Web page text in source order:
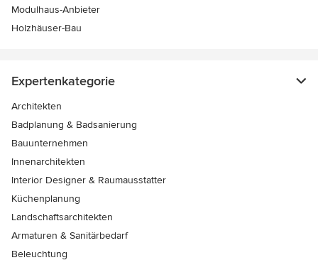
Modulhaus-Anbieter
Holzhäuser-Bau
Expertenkategorie
Architekten
Badplanung & Badsanierung
Bauunternehmen
Innenarchitekten
Interior Designer & Raumausstatter
Küchenplanung
Landschaftsarchitekten
Armaturen & Sanitärbedarf
Beleuchtung